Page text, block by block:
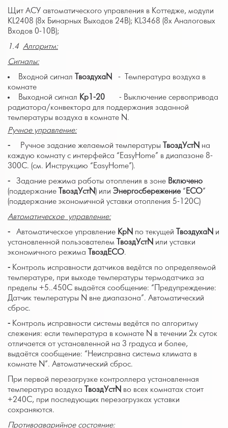
Щит АСУ автоматического управления в Коттедже, модули
KL2408 (8х Бинарных Выходов 24В); KL3468 (8х Аналоговых
Входов 0-10В);
1.4 Алгоритм:
Сигналы:
Входной сигнал
Твоздуха N
- Температура воздуха в
комнате
Выходной сигнал Kр1-20 - Выключение сервопривода
радиатора/конвектора для поддержания заданной
температуры воздуха в комнате N.
Ручное управление:
-
Ручное задание желаемой температуры ТвоздУстN на
каждую комнату с интерфейса “EasyHome” в диапазоне 8-
300С. (см. Инструкцию “EasyHome”).
- Задание режима работы отопления в зоне Включено
(поддержание
ТвоздУстN ) или Энергосбережение“ ECO”
(поддержание экономичной уставки отопления 5-120С)
Автоматическое управление:
- Автоматическое управление Kр N по текущей Твоздуха N и
установленной пользователем ТвоздУстN или уставки
экономичного режима
Твозд ECO.
- Контроль исправности датчиков ведётся по определяемой
температуре, при выходе температуры термодатчика за
пределы +5..450С выдаётся сообщение: “Предупреждение:
Датчик температуры N вне диапазона”. Автоматический
сброс.
- Контроль исправности системы ведётся по алгоритму
слежения: если температура в комнате N в течении 2х суток
отличается от установленной на 3 градуса и более,
выдаётся сообщение: “Неисправна система климата в
комнате N”. Автоматический сброс.
При первой перезагрузке контроллера установленная
температура воздуха
ТвоздУстN во всех комнатах стоит
+240С, при последующих перезагрузках уставки
сохраняются.
Противоаварийное состояние: